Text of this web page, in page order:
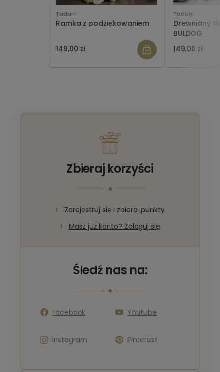
Tadam
Ramka z podziękowaniem
149,00 zł
Tadam
Drewniany
BULDOG
149,00 zł
Zbieraj korzyści
Zarejestruj się i zbieraj punkty
Masz już konto? Zaloguj się
Śledź nas na:
Facebook Youtube
Instagram Pinterest